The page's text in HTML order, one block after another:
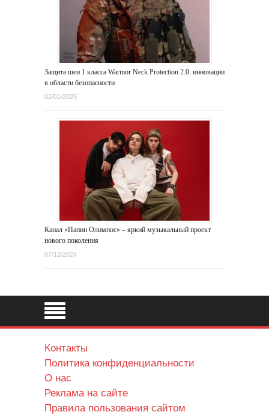
Защита шеи 1 класса Warmor Neck Protection 2.0: инновации
в области безопасности
02/01/2025
Канал «Папин Олимпос» – яркий музыкальный проект
нового поколения
07/12/2024
Контакты
Политика конфиденциальности
О нас
Реклама на сайте
Правила пользования сайтом